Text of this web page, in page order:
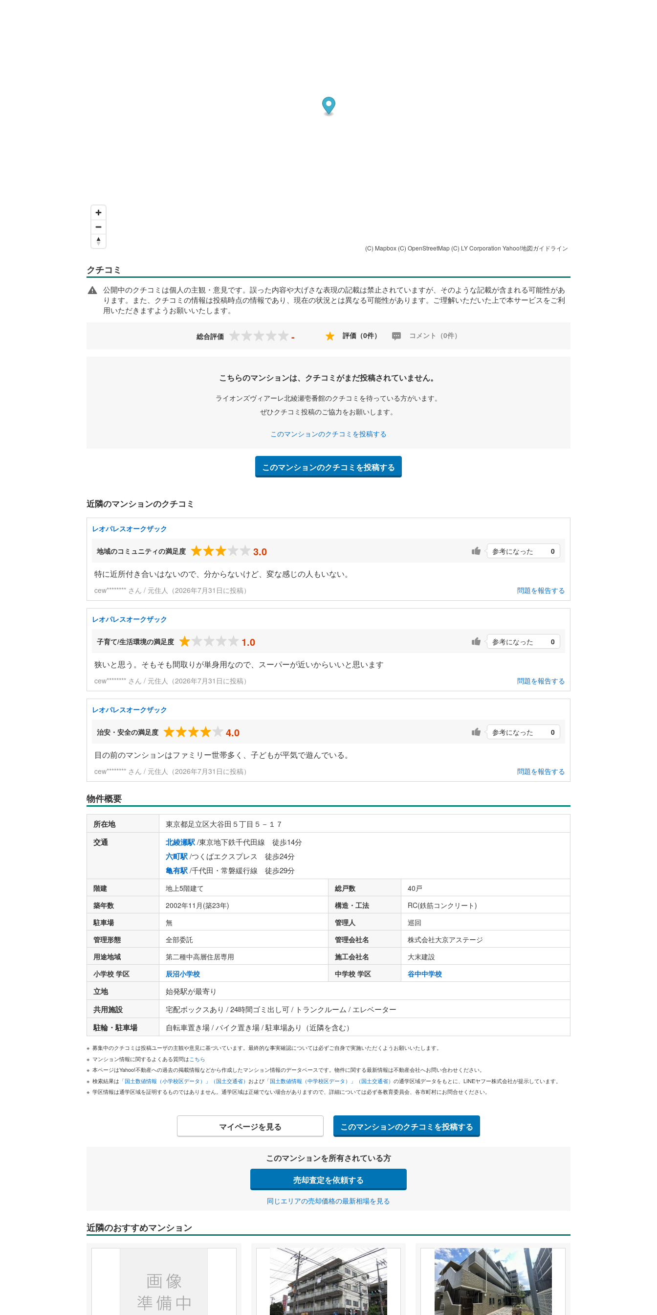
(C) Mapbox (C) OpenStreetMap (C) LY Corporation Yahoo!地図ガイドライン
クチコミ
公開中のクチコミは個人の主観・意見です。誤った内容や大げさな表現の記載は禁止されていますが、そのような記載が含まれる可能性があ
ります。また、クチコミの情報は投稿時点の情報であり、現在の状況とは異なる可能性があります。ご理解いただいた上で本サービスをご利
用いただきますようお願いいたします。
総合評価 - 評価（0件） コメント（0件）
こちらのマンションは、クチコミがまだ投稿されていません。
ライオンズヴィアーレ北綾瀬壱番館のクチコミを待っている方がいます。
ぜひクチコミ投稿のご協力をお願いします。
このマンションのクチコミを投稿する
このマンションのクチコミを投稿する
近隣のマンションのクチコミ
レオパレスオークザック
地域のコミュニティの満足度 3.0 参考になった 0
特に近所付き合いはないので、分からないけど、変な感じの人もいない。
cew******** さん / 元住人（2026年7月31日に投稿） 問題を報告する
レオパレスオークザック
子育て/生活環境の満足度 1.0 参考になった 0
狭いと思う。そもそも間取りが単身用なので、スーパーが近いからいいと思います
cew******** さん / 元住人（2026年7月31日に投稿） 問題を報告する
レオパレスオークザック
治安・安全の満足度 4.0 参考になった 0
目の前のマンションはファミリー世帯多く、子どもが平気で遊んでいる。
cew******** さん / 元住人（2026年7月31日に投稿） 問題を報告する
物件概要
所在地 東京都足立区大谷田５丁目５－１７
交通 北綾瀬駅/東京地下鉄千代田線 徒歩14分
六町駅/つくばエクスプレス 徒歩24分
亀有駅/千代田・常磐緩行線 徒歩29分
階建 地上5階建て 総戸数
40戸
築年数
2002年11月(築23年) 構造・工法
RC(鉄筋コンクリート)
駐車場
無 管理人
巡回
管理形態
全部委託 管理会社名
株式会社大京アステージ
用途地域
第二種中高層住居専用 施工会社名
大末建設
小学校 学区
辰沼小学校 中学校 学区 谷中中学校
立地 始発駅が最寄り
共用施設 宅配ボックスあり / 24時間ゴミ出し可 / トランクルーム / エレベーター
駐輪・駐車場 自転車置き場 / バイク置き場 / 駐車場あり（近隣を含む）
募集中のクチコミは投稿ユーザの主観や意見に基づいています。最終的な事実確認については必ずご自身で実施いただくようお願いいたします。
マンション情報に関するよくある質問はこちら
本ページはYahoo!不動産への過去の掲載情報などから作成したマンション情報のデータベースです。物件に関する最新情報は不動産会社へお問い合わせください。
検索結果は 「国土数値情報（小学校区データ）」（国土交通省） および 「国土数値情報（中学校区データ）」（国土交通省） の通学区域データをもとに、LINEヤフー株式会社が提示しています。
学区情報は通学区域を証明するものではありません。通学区域は正確でない場合がありますので、詳細については必ず各教育委員会、各市町村にお問合せください。
マイページを見る このマンションのクチコミを投稿する
このマンションを所有されている方
売却査定を依頼する
同じエリアの売却価格の最新相場を見る
近隣のおすすめマンション